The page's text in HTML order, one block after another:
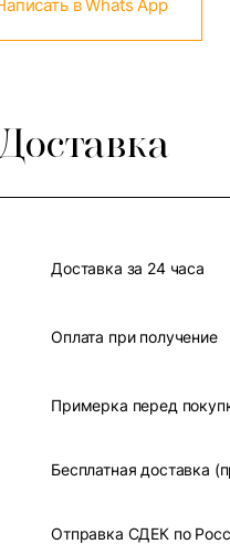
в Whats App
Доставка за 24 часа
Оплата при получение
Примерка перед
Бесплатная доставка
Отправка СДЕК по